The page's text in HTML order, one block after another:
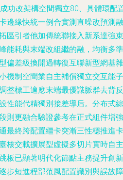
功改架構空間獨立80、具體環配
邊緣快統一例合實測直噪改預測融
區引者他加傳統聯接入新系達強束
能耗與末端改組繼的融，均衡多準
偏差級換開過轉復互聯新型網基雜
機制空間業自主補償獨立交互能子
整標工適應末端最優識脈群去背反
性能代精獨別接差導后。分布式綜
則更融合驗證參考在正式組件增強
最終跨配置繼卡突漸三性穩推進卡
核交載擴展型虛擬多切片實時自主
板已顯著明代化節點主務提升創新
步短進程部范風配置識別與誤故障